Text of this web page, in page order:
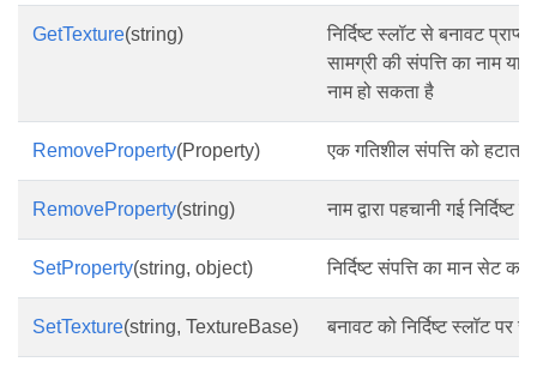
GetTexture(string)
निर्दिष्ट स्लॉट से बनावट
सामग्री की संपत्ति का नाम या
नाम हो सकता है
RemoveProperty(Property) एक गतिशील संपत्ति को हटाता
RemoveProperty(string) नाम द्वारा पहचानी गई निर्दिष्ट
SetProperty(string, object) निर्दिष्ट संपत्ति का मान सेट
SetTexture(string, TextureBase) बनावट को निर्दिष्ट स्लॉट पर